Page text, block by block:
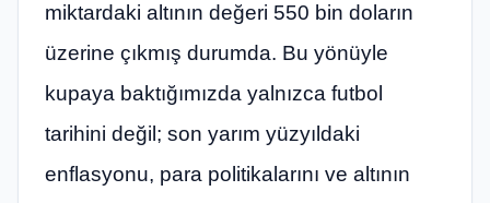
miktardaki altının değeri 550 bin doların
üzerine çıkmış durumda. Bu yönüyle
kupaya baktığımızda yalnızca futbol
tarihini değil; son yarım yüzyıldaki
enflasyonu, para politikalarını ve altının